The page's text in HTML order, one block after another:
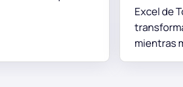
Excel de
transformar
mientras
diseños de